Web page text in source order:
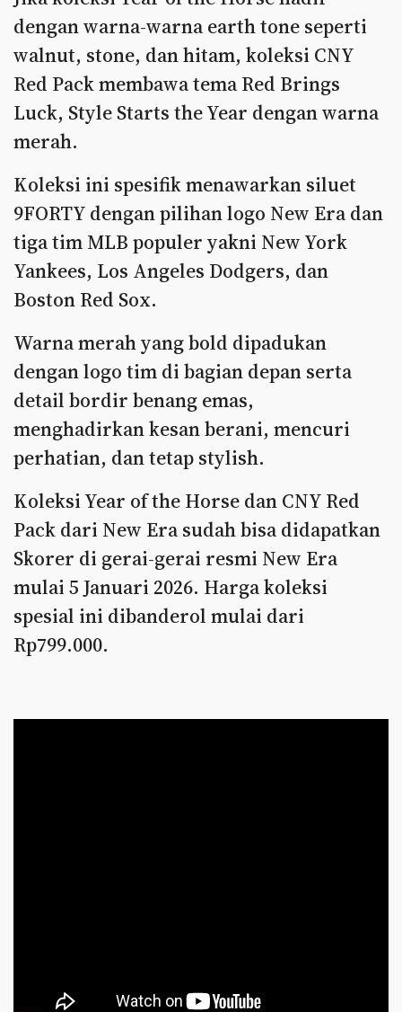
dengan warna-warna earth tone seperti
walnut, stone, dan hitam, koleksi CNY
Red Pack membawa tema Red Brings
Luck, Style Starts the Year dengan warna
merah.
Koleksi ini spesifik menawarkan siluet
9FORTY dengan pilihan logo New Era dan
tiga tim MLB populer yakni New York
Yankees, Los Angeles Dodgers, dan
Boston Red Sox.
Warna merah yang bold dipadukan
dengan logo tim di bagian depan serta
detail bordir benang emas,
menghadirkan kesan berani, mencuri
perhatian, dan tetap stylish.
Koleksi Year of the Horse dan CNY Red
Pack dari New Era sudah bisa didapatkan
Skorer di gerai-gerai resmi New Era
mulai 5 Januari 2026. Harga koleksi
spesial ini dibanderol mulai dari
Rp799.000.